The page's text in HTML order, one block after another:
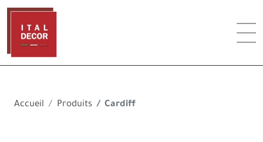
Accueil Produits Cardiff